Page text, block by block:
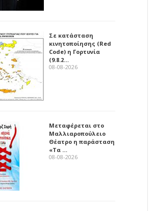
Σε κατάσταση
κινητοποίησης (Red
Code) η Γορτυνία
(9.8.2…
08-08-2026
Μεταφέρεται στο
Μαλλιαροπούλειο
Θέατρο η παράσταση
«Τα …
08-08-2026